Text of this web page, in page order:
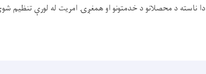
دا ناسته د محصلانو د خدمتونو او همغږۍ امريت له لورې تنظيم